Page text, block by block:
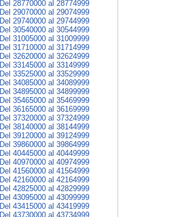
Del 28770000 al 28774999
Del 29070000 al 29074999
Del 29740000 al 29744999
Del 30540000 al 30544999
Del 31005000 al 31009999
Del 31710000 al 31714999
Del 32620000 al 32624999
Del 33145000 al 33149999
Del 33525000 al 33529999
Del 34085000 al 34089999
Del 34895000 al 34899999
Del 35465000 al 35469999
Del 36165000 al 36169999
Del 37320000 al 37324999
Del 38140000 al 38144999
Del 39120000 al 39124999
Del 39860000 al 39864999
Del 40445000 al 40449999
Del 40970000 al 40974999
Del 41560000 al 41564999
Del 42160000 al 42164999
Del 42825000 al 42829999
Del 43095000 al 43099999
Del 43415000 al 43419999
Del 43730000 al 43734999